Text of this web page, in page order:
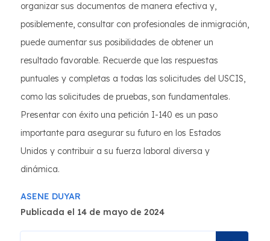
organizar sus documentos de manera efectiva y,
posiblemente, consultar con profesionales de inmigración,
puede aumentar sus posibilidades de obtener un
resultado favorable. Recuerde que las respuestas
puntuales y completas a todas las solicitudes del USCIS,
como las solicitudes de pruebas, son fundamentales.
Presentar con éxito una petición I-140 es un paso
importante para asegurar su futuro en los Estados
Unidos y contribuir a su fuerza laboral diversa y
dinámica.
ASENE DUYAR
Publicada el 14 de mayo de 2024